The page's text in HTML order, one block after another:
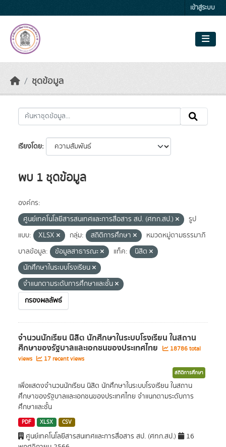
เข้าสู่ระบบ
ชุดข้อมูล
เรียงโดย
พบ 1 ชุดข้อมูล
องค์กร:
ศูนย์เทคโนโลยีสารสนเทศและการสื่อสาร สป. (ศทก.สป.)
รูป
แบบ:
XLSX กลุ่ม: สถิติการศึกษา
หมวดหมู่ตามธรรมาภิ
บาลข้อมูล:
ข้อมูลสาธารณะ แท็ค:
นิสิต
นักศึกษาในระบบโรงเรียน
จำแนกตามระดับการศึกษาและชั้น
กรองผลลัพธ์
จำนวนนักเรียน นิสิต นักศึกษาในระบบโรงเรียน ในสถาน
ศึกษาของรัฐบาลและเอกชนของประเทศไทย
18786 total
views
17 recent views
สถิติการศึกษา
เพื่อแสดงจำนวนนักเรียน นิสิต นักศึกษาในระบบโรงเรียน ในสถาน
ศึกษาของรัฐบาลและเอกชนของประเทศไทย จำแนกตามระดับการ
ศึกษาและชั้น
PDF XLSX CSV
ศูนย์เทคโนโลยีสารสนเทศและการสื่อสาร สป. (ศทก.สป.)
16